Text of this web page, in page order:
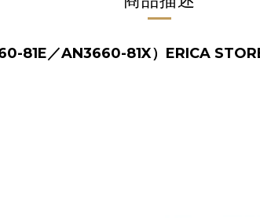
81E／AN3660-81X）ERICA